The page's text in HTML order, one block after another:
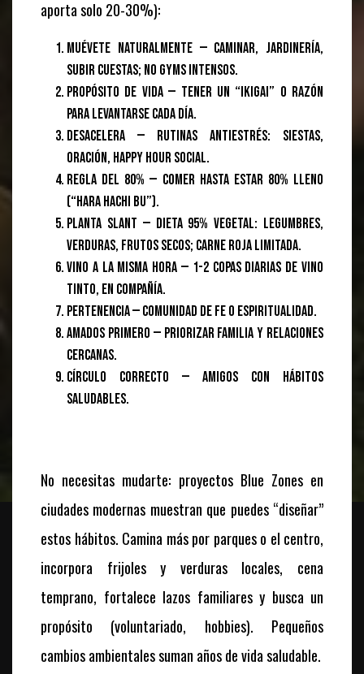
aporta solo 20-30%):
Muévete naturalmente — Caminar, jardinería,
subir cuestas; no gyms intensos.
Propósito de vida — Tener un “ikigai” o razón
para levantarse cada día.
Desacelera — Rutinas antiestrés: siestas,
oración, happy hour social.
Regla del 80% — Comer hasta estar 80% lleno
(“hara hachi bu”).
Planta slant — Dieta 95% vegetal: legumbres,
verduras, frutos secos; carne roja limitada.
Vino a la misma hora — 1-2 copas diarias de vino
tinto, en compañía.
Pertenencia — Comunidad de fe o espiritualidad.
Amados primero — Priorizar familia y relaciones
cercanas.
Círculo correcto — Amigos con hábitos
saludables.
No necesitas mudarte: proyectos Blue Zones en
ciudades modernas muestran que puedes “diseñar”
estos hábitos. Camina más por parques o el centro,
incorpora frijoles y verduras locales, cena
temprano, fortalece lazos familiares y busca un
propósito (voluntariado, hobbies). Pequeños
cambios ambientales suman años de vida saludable.